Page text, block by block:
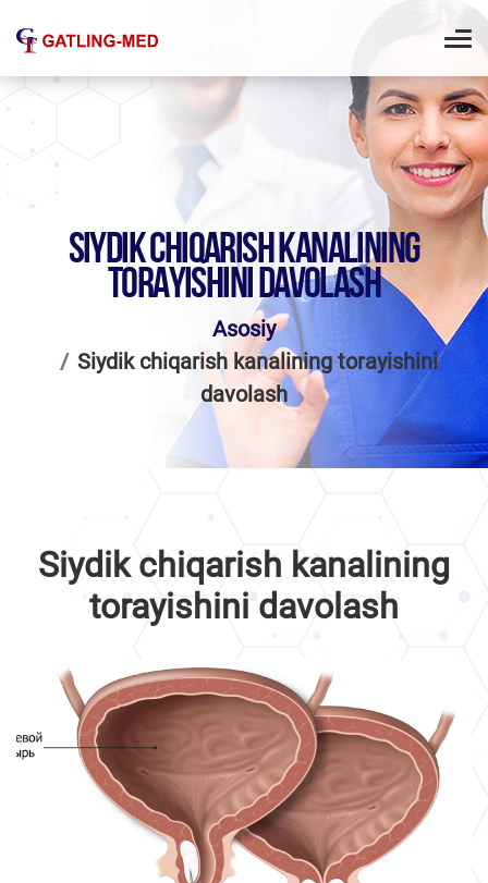
SIYDIK CHIQARISH KANALINING
TORAYISHINI DAVOLASH
Asosiy
Siydik chiqarish kanalining torayishini
davolash
Siydik chiqarish kanalining
torayishini davolash